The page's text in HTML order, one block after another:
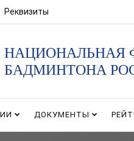
Реквизиты
НАЦИОНАЛЬНАЯ
БАДМИНТОНА
ДОКУМЕНТЫ